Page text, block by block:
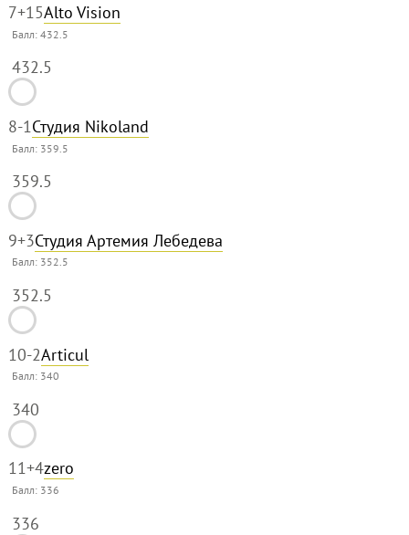
7+15Alto Vision
Балл:432.5
432.5
8-1Студия Nikoland
Балл: 359.5
359.5
9+3Студия Артемия Лебедева
Балл: 352.5
352.5
10-2Articul
Балл: 340
340
11+4zero
Балл: 336
336